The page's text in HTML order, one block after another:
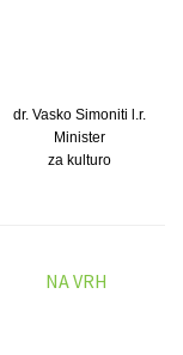
dr. Vasko Simoniti l.r.
Minister
za kulturo
NA VRH